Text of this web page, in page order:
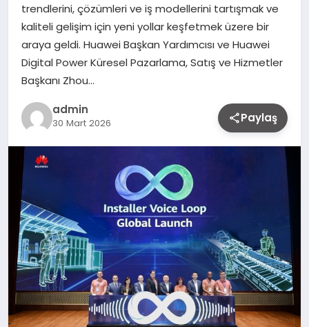
trendlerini, çözümleri ve iş modellerini tartışmak ve
kaliteli gelişim için yeni yollar keşfetmek üzere bir
araya geldi. Huawei Başkan Yardımcısı ve Huawei
Digital Power Küresel Pazarlama, Satış ve Hizmetler
Başkanı Zhou…
admin
30 Mart 2026 Paylaş